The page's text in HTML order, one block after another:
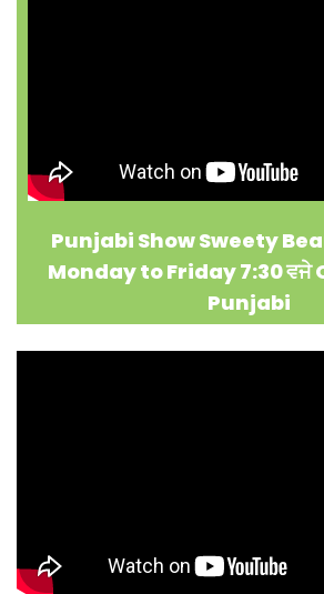
Punjabi Show Sweety
Monday to Friday 7:30 ਵਜੇ
Punjabi